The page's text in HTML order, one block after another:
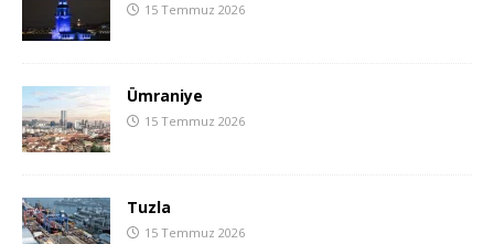
15 Temmuz 2026
Ümraniye
15 Temmuz 2026
Tuzla
15 Temmuz 2026